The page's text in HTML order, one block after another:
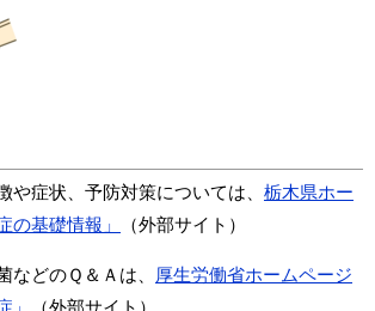
や症状、予防対策については、 栃木県ホー
の基礎情報」
（外部サイト）
などのＱ＆Ａは、 厚生労働省ホームページ